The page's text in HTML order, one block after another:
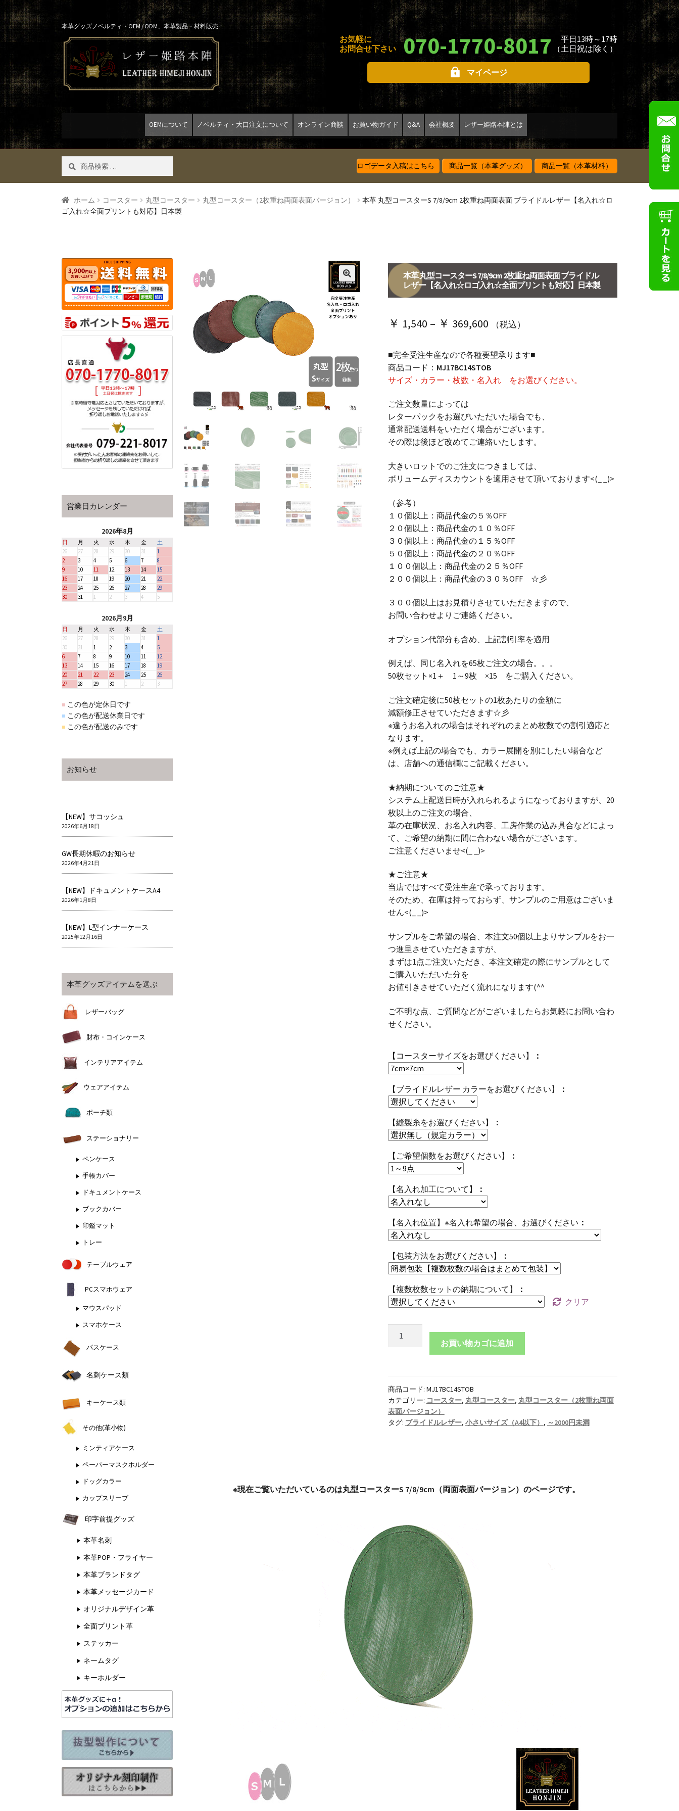
Skip
to
navigation
Skip
to
content
本革グッズノベルティ・OEM / ODM、本革製品・材料販売
お気軽に
お問合せ下さい
070-1770-8017
平日13時～17時
（土日祝は除く）
マイページ
OEMについて ノベルティ・大口注文について オンライン商談 お買い物ガイド Q&A 会社概要 レザー姫路本陣とは
対
象:
検索 ロゴデータ入稿はこちら 商品一覧（本革グッズ） 商品一覧（本革材料）
ホーム コースター 丸型コースター 丸型コースター（2枚重ね両面表面バージョン）
本革 丸型コースターS 7/8/9cm 2枚重ね両面表面 ブライドルレザー【名入れ☆ロ
ゴ入れ☆全面プリントも対応】日本製
🔍
本革 丸型コースターS 7/8/9cm 2枚重ね両面表面 ブライドル
レザー【名入れ☆ロゴ入れ☆全面プリントも対応】日本製
￥ 1,540 – ￥ 369,600価
帯:
￥ 1,540
￥ 369,600
（税込）
■完全受注生産なので各種要望承ります■
商品コード： MJ17BC14STOB
サイズ・カラー・枚数・名入れ をお選びください。
ご注文数量によっては
レターパックをお選びいただいた場合でも、
通常配送送料をいただく場合がございます。
その際は後ほど改めてご連絡いたします。
大きいロットでのご注文につきましては、
ボリュームディスカウントを適用させて頂いております<(_ _)>
（参考）
１０個以上：商品代金の５％OFF
２０個以上：商品代金の１０％OFF
３０個以上：商品代金の１５％OFF
５０個以上：商品代金の２０％OFF
１００個以上：商品代金の２５％OFF
２００個以上：商品代金の３０％OFF ☆彡
３００個以上はお見積りさせていただきますので、
お問い合わせよりご連絡ください。
オプション代部分も含め、上記割引率を適用
例えば、同じ名入れを65枚ご注文の場合。。。
50枚セット×1＋ 1～9枚 ×15 をご購入ください。
ご注文確定後に50枚セットの1枚あたりの金額に
減額修正させていただきます☆彡
※違うお名入れの場合はそれぞれのまとめ枚数での割引適応と
なります。
※例えば上記の場合でも、カラー展開を別にしたい場合など
は、店舗への通信欄にご記載ください。
★納期についてのご注意★
システム上配送日時が入れられるようになっておりますが、20
枚以上のご注文の場合、
革の在庫状況、お名入れ内容、工房作業の込み具合などによっ
て、ご希望の納期に間に合わない場合がございます。
ご注意くださいませ<(_ _)>
★ご注意★
当店ではすべて受注生産で承っております。
そのため、在庫は持っておらず、サンプルのご用意はございま
せん<(_ _)>
サンプルをご希望の場合、本注文50個以上よりサンプルをお一
つ進呈させていただきますが、
まずは1点ご注文いただき、本注文確定の際にサンプルとして
ご購入いただいた分を
お値引きさせていただく流れになります(^^ゞ
ご不明な点、ご質問などがございましたらお気軽にお問い合わ
せください。
【コースターサイズをお選びください】
【ブライドルレザー カラーをお選びください】
【縫製糸をお選びください】
【ご希望個数をお選びください】
【名入れ加工について】
【名入れ位置】※名入れ希望の場合、お選びください
【包装方法をお選びください】
【複数枚数セットの納期について】
クリア
ー
ス
タ
重
面
表
面
ブ
ラ
イ
ド
ル
レ
ザ
ー
【名
入
れ
お買い物カゴに追加
商品コード: MJ17BC14STOB
カテゴリー: コースター, 丸型コースター, 丸型コースター（2枚重ね両面
表面バージョン）
タグ: ブライドルレザー, 小さいサイズ（A4以下） , ～2000円未満
※現在ご覧いただいているのは丸型コースターS 7/8/9cm（両面表面バージョン）のページです。
営業日カレンダー
2026年8月
日 月 火 水 木 金
土
26
27 28 29 30 31
1
2
3 4 5 6 7
8
9
10 11 12 13 14
15
16
17 18 19 20 21
22
23
24 25 26 27 28
29
30
31 1 2 3 4 5
2026月9月
日 月 火 水 木 金
土
26
27 28 29 30 31
1
30
31 1 2 3 4
5
6
7 8 9 10 11
12
13
14 15 16 17 18
19
20
21 22 23 24 25
26
27
28 29 30 1 2 3
■ この色が定休日です
■ この色が配送休業日です
■ この色が配送のみです
お知らせ
【NEW】サコッシュ
2026年6月18日
GW長期休暇のお知らせ
2026年4月21日
【NEW】ドキュメントケースA4
2026年1月8日
【NEW】L型インナーケース
2025年12月16日
本革グッズアイテムを選ぶ
レザーバッグ
財布・コインケース
インテリアアイテム
ウェアアイテム
ポーチ類
ステーショナリー
ペンケース
手帳カバー
ドキュメントケース
ブックカバー
印鑑マット
トレー
テーブルウェア
PCスマホウェア
マウスパッド
スマホケース
パスケース
名刺ケース類
キーケース類
その他(革小物)
ミンティアケース
ペーパーマスクホルダー
ドッグカラー
カップスリーブ
印字前提グッズ
本革名刺
本革POP・フライヤー
本革ブランドタグ
本革メッセージカード
オリジナルデザイン革
全面プリント革
ステッカー
ネームタグ
キーホルダー